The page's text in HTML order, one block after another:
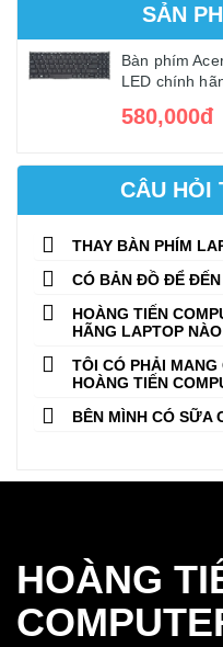
SẢN
Bàn phím
LED chính
580,000đ
CÂU HỎI
THAY BÀN PHÍM
CÓ BẢN ĐỒ ĐỂ
HOÀNG TIẾN
HÃNG LAPTOP
TÔI CÓ PHẢI
HOÀNG TIẾN
BÊN MÌNH CÓ SỮA
HOÀNG